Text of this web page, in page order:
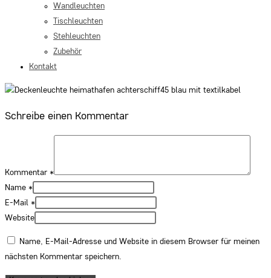
Wandleuchten
Tischleuchten
Stehleuchten
Zubehör
Kontakt
Schreibe einen Kommentar
Kommentar *
Name *
E-Mail *
Website
Name, E-Mail-Adresse und Website in diesem Browser für meinen
nächsten Kommentar speichern.